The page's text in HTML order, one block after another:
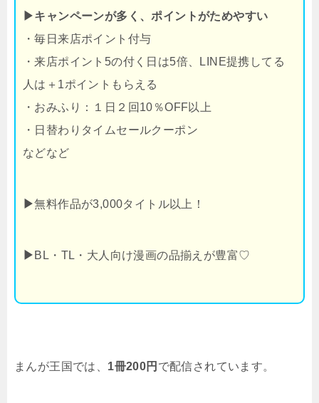
▶キャンペーンが多く、ポイントがためやすい
・毎日来店ポイント付与
・来店ポイント5の付く日は5倍、LINE提携してる
人は＋1ポイントもらえる
・おみふり：１日２回10％OFF以上
・日替わりタイムセールクーポン
などなど
▶無料作品が3,000タイトル以上！
▶ BL・TL・大人向け漫画の品揃えが豊富♡
まんが王国では、 1冊200円 で配信されています。